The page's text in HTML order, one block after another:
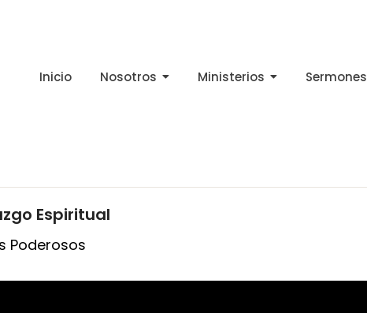
Inicio Nosotros Ministerios Sermones
Espiritual
Poderosos